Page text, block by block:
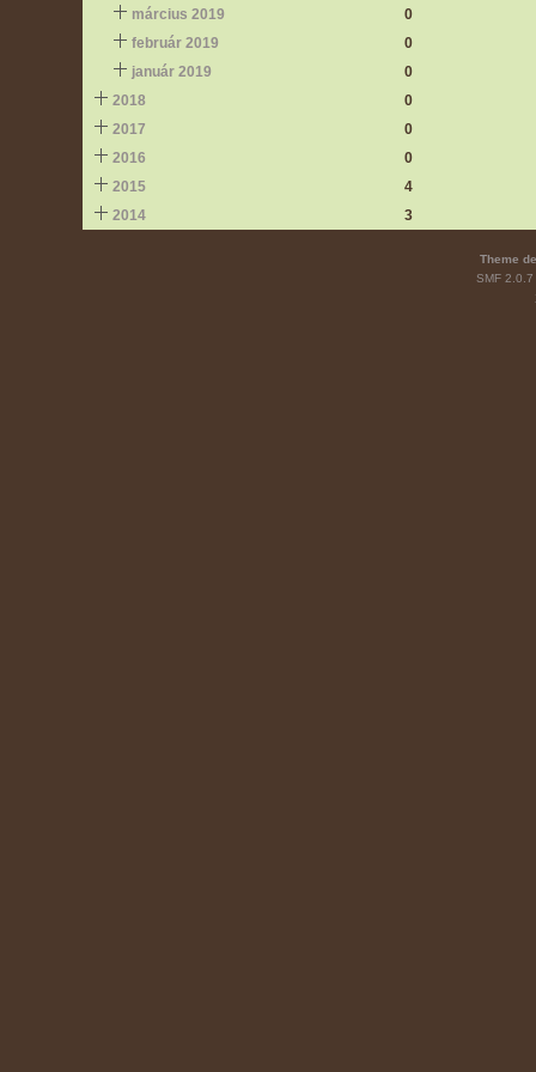
március 2019
0
február 2019
0
január 2019
0
2018
0
2017
0
2016
0
2015
4
2014
3
Theme
SMF 2.0.7